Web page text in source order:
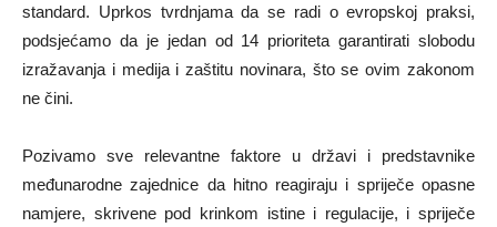
standard. Uprkos tvrdnjama da se radi o evropskoj praksi,
podsjećamo da je jedan od 14 prioriteta garantirati slobodu
izražavanja i medija i zaštitu novinara, što se ovim zakonom
ne čini.
Pozivamo sve relevantne faktore u državi i predstavnike
međunarodne zajednice da hitno reagiraju i spriječe opasne
namjere, skrivene pod krinkom istine i regulacije, i spriječe